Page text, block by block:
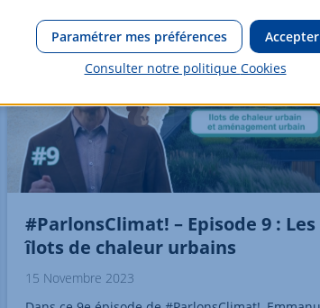
#ParlonsClimat! – Episode 9 : Les
îlots de chaleur urbains
15 Novembre 2023
Accepter
Paramétrer mes préférences
Consulter notre politique Cookies